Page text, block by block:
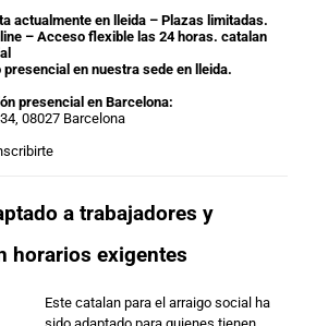
actualmente en lleida – Plazas limitadas.
– Acceso flexible las 24 horas. catalan
en nuestra sede en lleida.
presencial en Barcelona:
08027 Barcelona
a trabajadores y
horarios exigentes
Este catalan para el arraigo social ha
sido adaptado para quienes tienen